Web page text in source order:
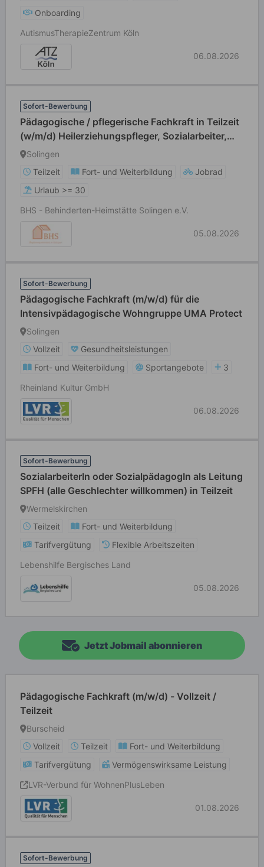
Onboarding
Autismus­Therapie­Zentrum Köln
06.08.2026
Sofort-Bewerbung
Pädagogische / pflegerische Fachkraft in Teilzeit
(w/m/d) Heilerziehungspfleger, Sozialarbeiter,
Sozialpädagoge, Erzieher, Gesundheits- und
Solingen
Teilzeit
Fort- und Weiterbildung
Jobrad
Urlaub >= 30
BHS - Behinderten-Heimstätte Solingen e.V.
05.08.2026
Sofort-Bewerbung
Pädagogische Fachkraft (m/w/d) für die
Intensivpädagogische Wohngruppe UMA Protect
Solingen
Vollzeit
Gesundheitsleistungen
Fort- und Weiterbildung
Sportangebote
3
Rheinland Kultur GmbH
06.08.2026
Sofort-Bewerbung
SozialarbeiterIn oder SozialpädagogIn als Leitung
SPFH (alle Geschlechter willkommen) in Teilzeit
Wermelskirchen
Teilzeit
Fort- und Weiterbildung
Tarifvergütung
Flexible Arbeitszeiten
Lebenshilfe Bergisches Land
05.08.2026
Jetzt Jobmail abonnieren
Pädagogische Fachkraft (m/w/d) - Vollzeit /
Teilzeit
Burscheid
Vollzeit
Teilzeit
Fort- und Weiterbildung
Tarifvergütung
Vermögenswirksame Leistung
LVR-Verbund für WohnenPlusLeben
01.08.2026
Sofort-Bewerbung